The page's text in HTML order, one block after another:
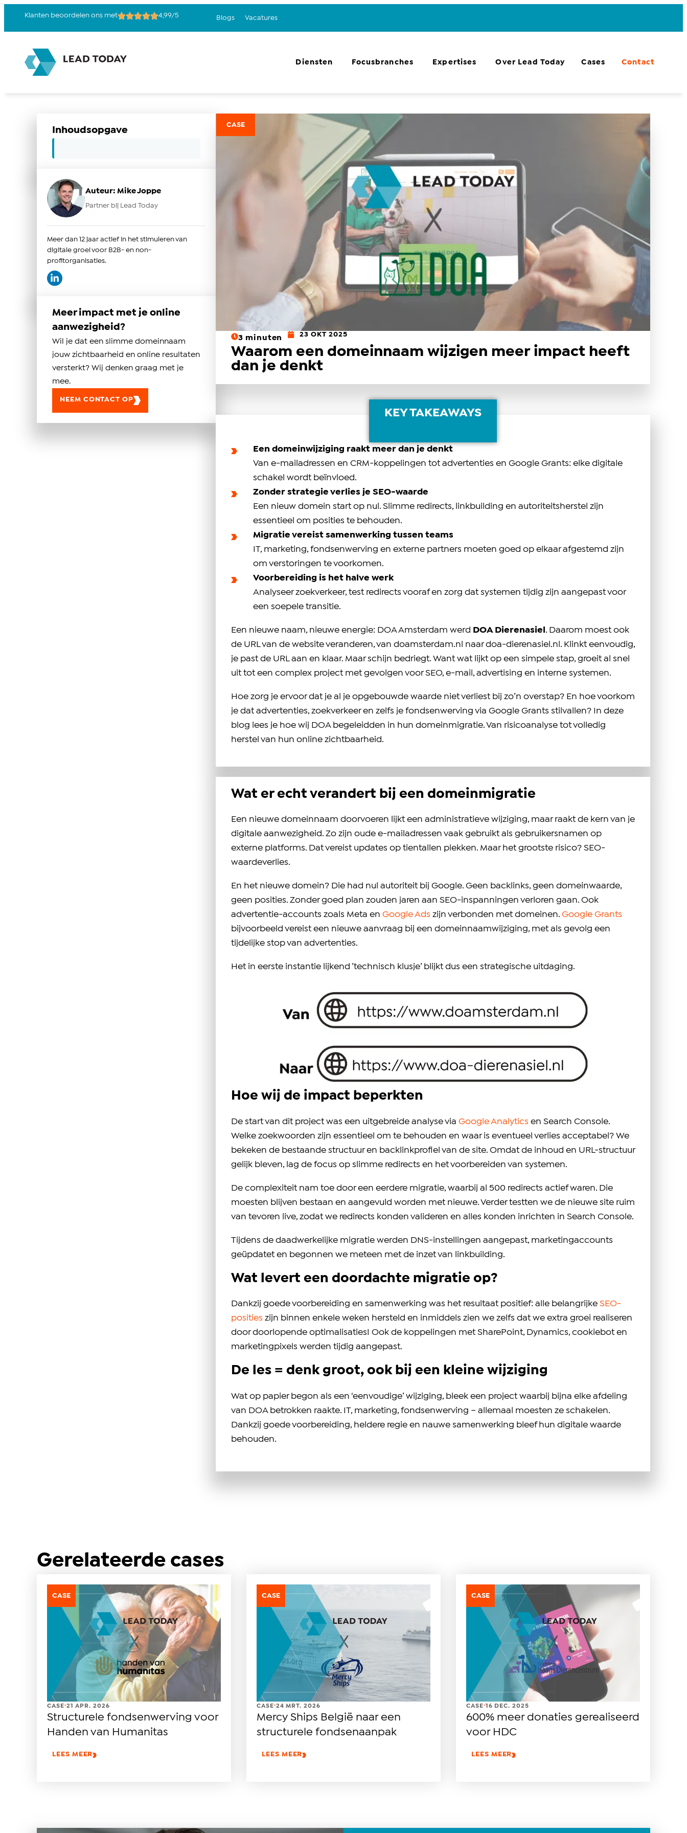
Klanten beoordelen ons met 4,99/5 Blogs Vacatures
Diensten Focusbranches Expertises Over Lead Today Cases Contact
Inhoudsopgave
Auteur: Mike Joppe
Partner bij Lead Today
Meer dan 12 jaar actief in het stimuleren van
digitale groei voor B2B- en non-
profitorganisaties.
Meer impact met je online
aanwezigheid?
Wil je dat een slimme domeinnaam
jouw zichtbaarheid en online resultaten
versterkt? Wij denken graag met je
mee.
NEEM CONTACT OP
CASE
3 minuten 23 OKT 2025
Waarom een domeinnaam wijzigen meer impact heeft
dan je denkt
KEY TAKEAWAYS
Een domeinwijziging raakt meer dan je denkt
Van e-mailadressen en CRM-koppelingen tot advertenties en Google Grants: elke digitale
schakel wordt beïnvloed.
Zonder strategie verlies je SEO-waarde
Een nieuw domein start op nul. Slimme redirects, linkbuilding en autoriteitsherstel zijn
essentieel om posities te behouden.
Migratie vereist samenwerking tussen teams
IT, marketing, fondsenwerving en externe partners moeten goed op elkaar afgestemd zijn
om verstoringen te voorkomen.
Voorbereiding is het halve werk
Analyseer zoekverkeer, test redirects vooraf en zorg dat systemen tijdig zijn aangepast voor
een soepele transitie.
Een nieuwe naam, nieuwe energie: DOA Amsterdam werd DOA Dierenasiel . Daarom moest ook
de URL van de website veranderen, van doamsterdam.nl naar doa-dierenasiel.nl. Klinkt eenvoudig,
je past de URL aan en klaar. Maar schijn bedriegt. Want wat lijkt op een simpele stap, groeit al snel
uit tot een complex project met gevolgen voor SEO, e-mail, advertising en interne systemen.
Hoe zorg je ervoor dat je al je opgebouwde waarde niet verliest bij zo’n overstap? En hoe voorkom
je dat advertenties, zoekverkeer en zelfs je fondsenwerving via Google Grants stilvallen? In deze
blog lees je hoe wij DOA begeleidden in hun domeinmigratie. Van risicoanalyse tot volledig
herstel van hun online zichtbaarheid.
Wat er echt verandert bij een domeinmigratie
Een nieuwe domeinnaam doorvoeren lijkt een administratieve wijziging, maar raakt de kern van je
digitale aanwezigheid. Zo zijn oude e-mailadressen vaak gebruikt als gebruikersnamen op
externe platforms. Dat vereist updates op tientallen plekken. Maar het grootste risico? SEO-
waardeverlies.
En het nieuwe domein? Die had nul autoriteit bij Google. Geen backlinks, geen domeinwaarde,
geen posities. Zonder goed plan zouden jaren aan SEO-inspanningen verloren gaan. Ook
advertentie-accounts zoals Meta en Google Ads zijn verbonden met domeinen. Google Grants
bijvoorbeeld vereist een nieuwe aanvraag bij een domeinnaamwijziging, met als gevolg een
tijdelijke stop van advertenties.
Het in eerste instantie lijkend ’technisch klusje’ blijkt dus een strategische uitdaging.
Hoe wij de impact beperkten
De start van dit project was een uitgebreide analyse via Google Analytics en Search Console.
Welke zoekwoorden zijn essentieel om te behouden en waar is eventueel verlies acceptabel? We
bekeken de bestaande structuur en backlinkprofiel van de site. Omdat de inhoud en URL-structuur
gelijk bleven, lag de focus op slimme redirects en het voorbereiden van systemen.
De complexiteit nam toe door een eerdere migratie, waarbij al 500 redirects actief waren. Die
moesten blijven bestaan en aangevuld worden met nieuwe. Verder testten we de nieuwe site ruim
van tevoren live, zodat we redirects konden valideren en alles konden inrichten in Search Console.
Tijdens de daadwerkelijke migratie werden DNS-instellingen aangepast, marketingaccounts
geüpdatet en begonnen we meteen met de inzet van linkbuilding.
Wat levert een doordachte migratie op?
Dankzij goede voorbereiding en samenwerking was het resultaat positief: alle belangrijke SEO-
posities zijn binnen enkele weken hersteld en inmiddels zien we zelfs dat we extra groei realiseren
door doorlopende optimalisaties! Ook de koppelingen met SharePoint, Dynamics, cookiebot en
marketingpixels werden tijdig aangepast.
De les = denk groot, ook bij een kleine wijziging
Wat op papier begon als een ‘eenvoudige’ wijziging, bleek een project waarbij bijna elke afdeling
van DOA betrokken raakte. IT, marketing, fondsenwerving – allemaal moesten ze schakelen.
Dankzij goede voorbereiding, heldere regie en nauwe samenwerking bleef hun digitale waarde
behouden.
Gerelateerde cases
CASE
CASE.21 APR. 2026
Structurele fondsenwerving voor
Handen van Humanitas
LEES MEER
CASE
CASE.24 MRT. 2026
Mercy Ships België naar een
structurele fondsenaanpak
LEES MEER
CASE
CASE.16 DEC. 2025
600% meer donaties gerealiseerd
voor HDC
LEES MEER